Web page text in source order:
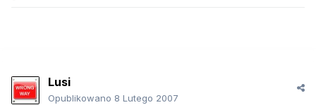
Lusi
Opublikowano 8 Lutego 2007